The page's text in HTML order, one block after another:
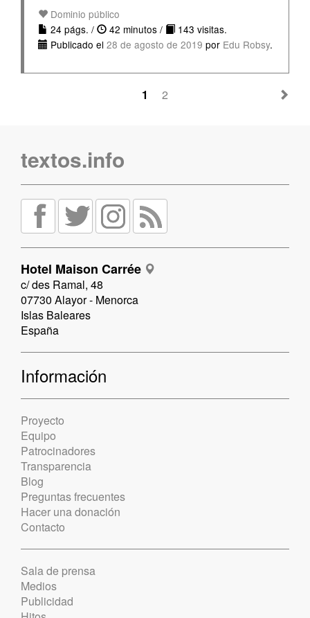
Dominio público
24 págs. /
42 minutos /
143 visitas.
Publicado el 28 de agosto de 2019 por Edu Robsy.
1 2
textos.info
Hotel Maison Carrée
c/ des Ramal, 48
07730 Alayor - Menorca
Islas Baleares
España
Información
Proyecto
Equipo
Patrocinadores
Transparencia
Blog
Preguntas frecuentes
Hacer una donación
Contacto
Sala de prensa
Medios
Publicidad